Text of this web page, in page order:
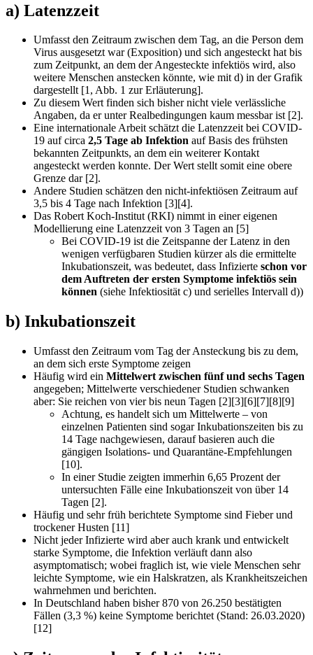
a) Latenzzeit
Umfasst den Zeitraum zwischen dem Tag, an die Person dem
Virus ausgesetzt war (Exposition) und sich angesteckt hat bis
zum Zeitpunkt, an dem der Angesteckte infektiös wird, also
weitere Menschen anstecken könnte, wie mit d) in der Grafik
dargestellt [1, Abb. 1 zur Erläuterung].
Zu diesem Wert finden sich bisher nicht viele verlässliche
Angaben, da er unter Realbedingungen kaum messbar ist [2].
Eine internationale Arbeit schätzt die Latenzzeit bei COVID-
19 auf circa 2,5 Tage ab Infektion auf Basis des frühsten
bekannten Zeitpunkts, an dem ein weiterer Kontakt
angesteckt werden konnte. Der Wert stellt somit eine obere
Grenze dar [2].
Andere Studien schätzen den nicht-infektiösen Zeitraum auf
3,5 bis 4 Tage nach Infektion [3][4].
Das Robert Koch-Institut (RKI) nimmt in einer eigenen
Modellierung eine Latenzzeit von 3 Tagen an [5]
Bei COVID-19 ist die Zeitspanne der Latenz in den
wenigen verfügbaren Studien kürzer als die ermittelte
Inkubationszeit, was bedeutet, dass Infizierte schon vor
dem Auftreten der ersten Symptome infektiös sein
können (siehe Infektiosität c) und serielles Intervall d))
b) Inkubationszeit
Umfasst den Zeitraum vom Tag der Ansteckung bis zu dem,
an dem sich erste Symptome zeigen
Häufig wird ein Mittelwert zwischen fünf und sechs Tagen
angegeben; Mittelwerte verschiedener Studien schwanken
aber: Sie reichen von vier bis neun Tagen [2][3][6][7][8][9]
Achtung, es handelt sich um Mittelwerte – von
einzelnen Patienten sind sogar Inkubationszeiten bis zu
14 Tage nachgewiesen, darauf basieren auch die
gängigen Isolations- und Quarantäne-Empfehlungen
[10].
In einer Studie zeigten immerhin 6,65 Prozent der
untersuchten Fälle eine Inkubationszeit von über 14
Tagen [2].
Häufig und sehr früh berichtete Symptome sind Fieber und
trockener Husten [11]
Nicht jeder Infizierte wird aber auch krank und entwickelt
starke Symptome, die Infektion verläuft dann also
asymptomatisch; wobei fraglich ist, wie viele Menschen sehr
leichte Symptome, wie ein Halskratzen, als Krankheitszeichen
wahrnehmen und berichten.
In Deutschland haben bisher 870 von 26.250 bestätigten
Fällen (3,3 %) keine Symptome berichtet (Stand: 26.03.2020)
[12]